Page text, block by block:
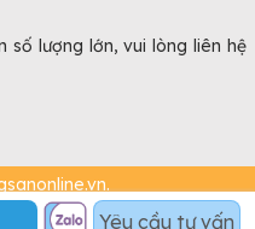
Yêu cầu tư vấn
số lượng lớn, vui lòng liên hệ